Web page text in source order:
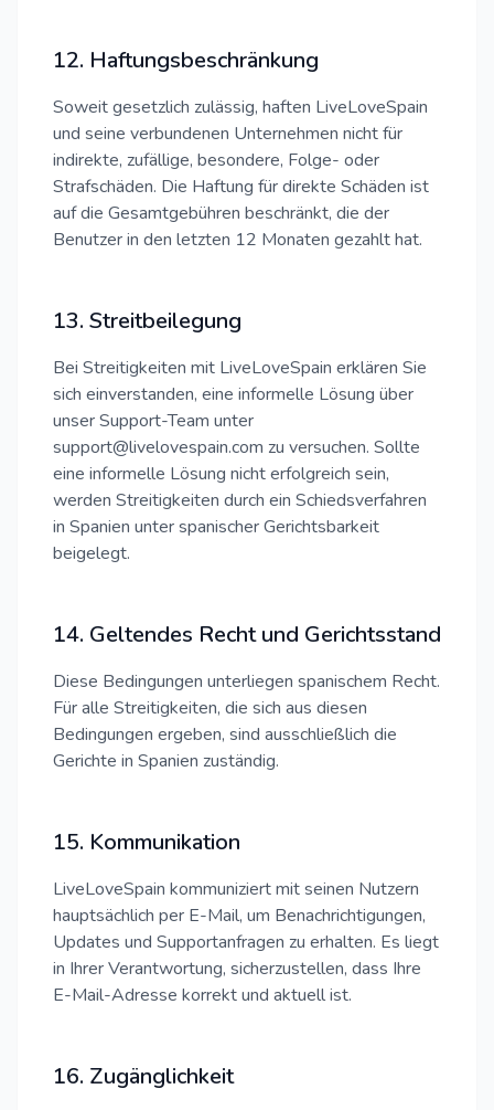
12. Haftungsbeschränkung
Soweit gesetzlich zulässig, haften LiveLoveSpain
und seine verbundenen Unternehmen nicht für
indirekte, zufällige, besondere, Folge- oder
Strafschäden. Die Haftung für direkte Schäden ist
auf die Gesamtgebühren beschränkt, die der
Benutzer in den letzten 12 Monaten gezahlt hat.
13. Streitbeilegung
Bei Streitigkeiten mit LiveLoveSpain erklären Sie
sich einverstanden, eine informelle Lösung über
unser Support-Team unter
support@livelovespain.com zu versuchen. Sollte
eine informelle Lösung nicht erfolgreich sein,
werden Streitigkeiten durch ein Schiedsverfahren
in Spanien unter spanischer Gerichtsbarkeit
beigelegt.
14. Geltendes Recht und Gerichtsstand
Diese Bedingungen unterliegen spanischem Recht.
Für alle Streitigkeiten, die sich aus diesen
Bedingungen ergeben, sind ausschließlich die
Gerichte in Spanien zuständig.
15. Kommunikation
LiveLoveSpain kommuniziert mit seinen Nutzern
hauptsächlich per E-Mail, um Benachrichtigungen,
Updates und Supportanfragen zu erhalten. Es liegt
in Ihrer Verantwortung, sicherzustellen, dass Ihre
E-Mail-Adresse korrekt und aktuell ist.
16. Zugänglichkeit